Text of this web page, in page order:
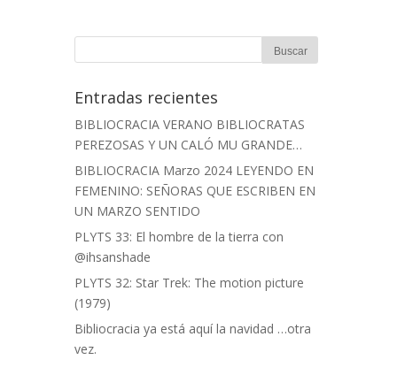
Entradas recientes
BIBLIOCRACIA VERANO BIBLIOCRATAS
PEREZOSAS Y UN CALÓ MU GRANDE…
BIBLIOCRACIA Marzo 2024 LEYENDO EN
FEMENINO: SEÑORAS QUE ESCRIBEN EN
UN MARZO SENTIDO
PLYTS 33: El hombre de la tierra con
@ihsanshade
PLYTS 32: Star Trek: The motion picture
(1979)
Bibliocracia ya está aquí la navidad …otra
vez.